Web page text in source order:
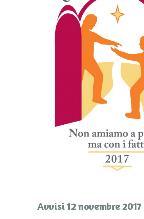
Avvisi 12 novembre 2017